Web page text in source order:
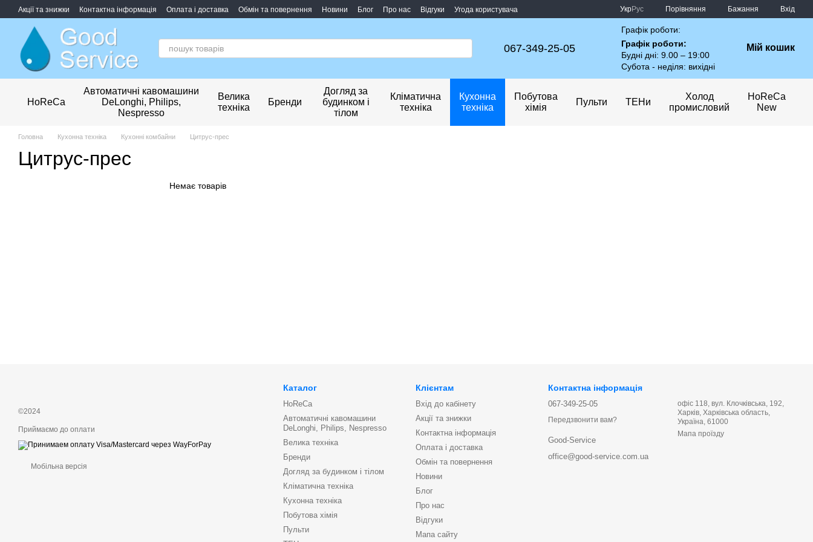
Перейти до основного контенту
Акції та знижки Контактна інформація Оплата і доставка Обмін та повернення Новини Блог Про нас Відгуки
Угода користувача
УкрРус Порівняння Бажання Вхід
067-349-25-05
Графік роботи:
Графік роботи:
Будні дні: 9.00 – 19:00
Субота - неділя: вихідні
Мій кошик
HoReCa
Автоматичні кавомашини
DeLonghi, Philips,
Nespresso
Велика
техніка
Бренди
Догляд за
будинком і
тілом
Кліматична
техніка
Кухонна
техніка
Побутова
хімія
Пульти ТЕНи
Холод
промисловий
HoReCa
New
Головна Кухонна техніка Кухонні комбайни Цитрус-прес
Цитрус-прес
Немає товарів
©2024
Приймаємо до оплати
Мобільна версія
Каталог
HoReCa
Автоматичні кавомашини
DeLonghi, Philips, Nespresso
Велика техніка
Бренди
Догляд за будинком і тілом
Кліматична техніка
Кухонна техніка
Побутова хімія
Пульти
Клієнтам
Вхід до кабінету
Акції та знижки
Контактна інформація
Оплата і доставка
Обмін та повернення
Новини
Блог
Про нас
Відгуки
Мапа сайту
Контактна інформація
067-349-25-05
Передзвонити вам?
Good-Service
office@good-service.com.ua
офіс 118, вул. Клочківська, 192,
Харків, Харківська область,
Україна, 61000
Мапа проїзду